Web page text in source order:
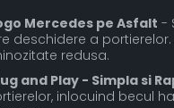
Mercedes pe Asfalt -
deschidere a
redusa.
and Play - Simpla si
inlocuind becul